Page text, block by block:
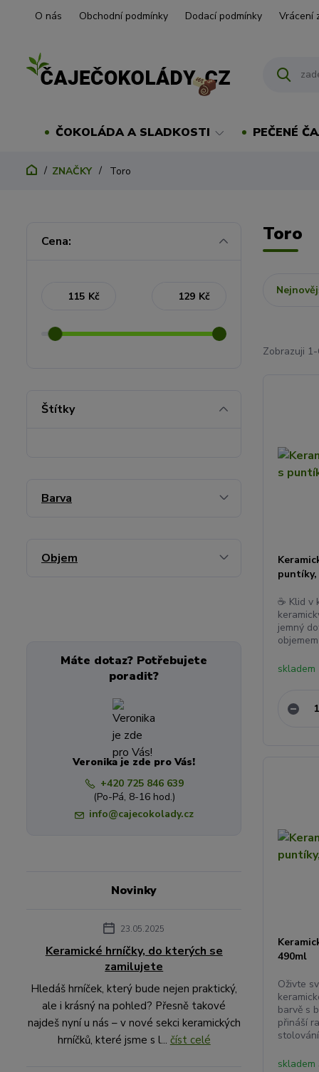
O nás Obchodní podmínky Dodací podmínky Vrácení
ČOKOLÁDA A SLADKOSTI PEČENÉ
ZNAČKY Toro
Toro
Zobrazuji
☕ Klid v
jemný
skladem
490ml
Oživte
barvě s
přináší
skladem
Cena:
Kč Kč
Štítky
Barva
Objem
Máte dotaz? Potřebujete
poradit?
Veronika je zde pro Vás!
+420 725 846 639
(Po-Pá, 8-16 hod.)
info@cajecokolady.cz
Novinky
23.05.2025
Keramické hrníčky, do kterých se
zamilujete
Hledáš hrníček, který bude nejen praktický,
ale i krásný na pohled? Přesně takové
najdeš nyní u nás – v nové sekci keramických
hrníčků, které jsme s l... číst celé